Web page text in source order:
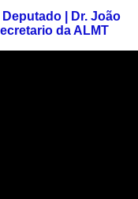
| Dr. João
da ALMT